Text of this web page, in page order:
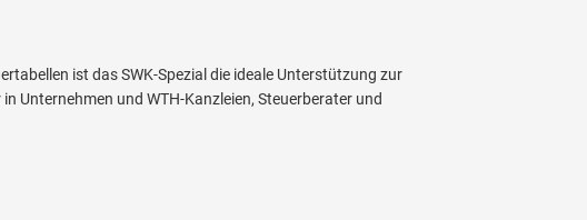
ist das SWK-Spezial die ideale Unterstützung zur
Unternehmen und WTH-Kanzleien, Steuerberater und